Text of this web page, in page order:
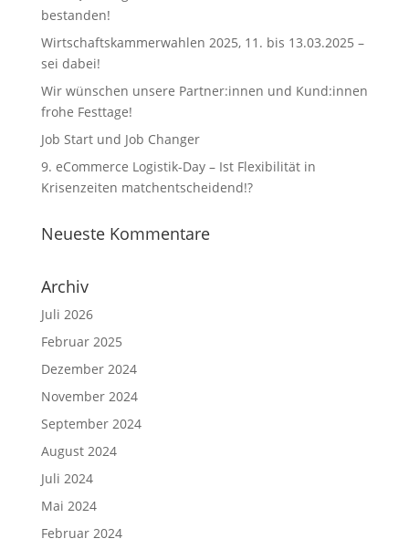
bestanden!
Wirtschaftskammerwahlen 2025, 11. bis 13.03.2025 –
sei dabei!
Wir wünschen unsere Partner:innen und Kund:innen
frohe Festtage!
Job Start und Job Changer
9. eCommerce Logistik-Day – Ist Flexibilität in
Krisenzeiten matchentscheidend!?
Neueste Kommentare
Archiv
Juli 2026
Februar 2025
Dezember 2024
November 2024
September 2024
August 2024
Juli 2024
Mai 2024
Februar 2024